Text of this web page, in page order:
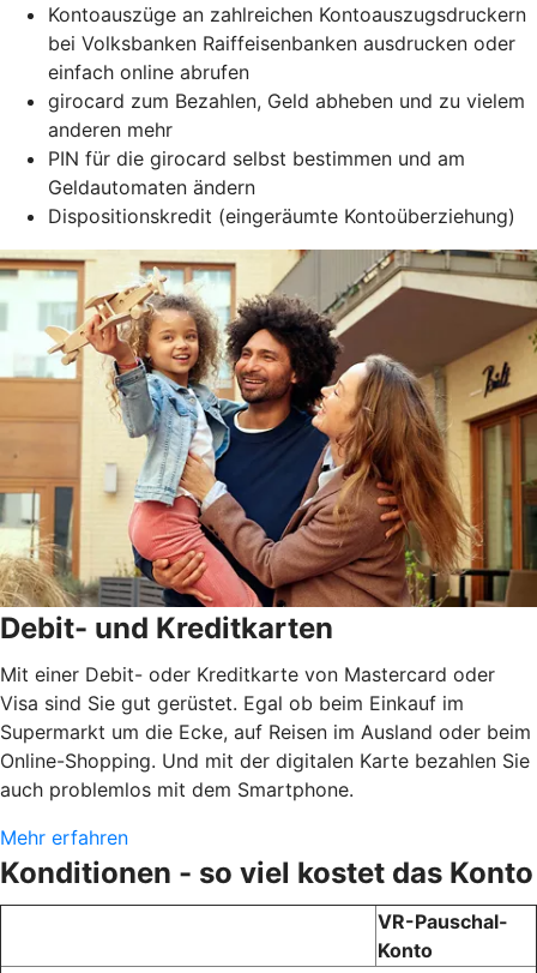
Kontoauszüge an zahlreichen Kontoauszugsdruckern
bei Volksbanken Raiffeisenbanken ausdrucken oder
einfach online abrufen
girocard zum Bezahlen, Geld abheben und zu vielem
anderen mehr
PIN für die girocard selbst bestimmen und am
Geldautomaten ändern
Dispositionskredit (eingeräumte Kontoüberziehung)
Debit- und Kreditkarten
Mit einer Debit- oder Kreditkarte von Mastercard oder
Visa sind Sie gut gerüstet. Egal ob beim Einkauf im
Supermarkt um die Ecke, auf Reisen im Ausland oder beim
Online-Shopping. Und mit der digitalen Karte bezahlen Sie
auch problemlos mit dem Smartphone.
Mehr erfahren
Konditionen - so viel kostet das Konto
VR-Pauschal-
Konto